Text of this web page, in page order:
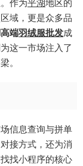
作为平湖地区的
域，更是众多品
端羽绒服批发成
这一市场注入了
。
信息查询与拼单
接方式，还为消
找小程序的核心